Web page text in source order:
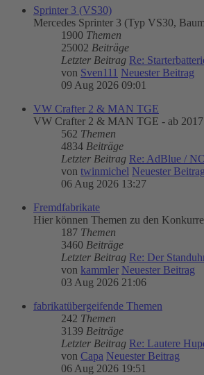
Sprinter 3 (VS30)
Mercedes Sprinter 3 (Typ VS30,
1900 Themen
25002 Beiträge
Letzter Beitrag Re:
von Sven111 Neuester Beitrag
09 Aug 2026 09:01
VW Crafter 2 & MAN TGE
VW Crafter 2 & MAN TGE - ab 2017
562 Themen
4834 Beiträge
Letzter Beitrag Re: AdBlue /
von twinmichel Neuester Beitrag
06 Aug 2026 13:27
Fremdfabrikate
Hier können Themen zu den
187 Themen
3460 Beiträge
Letzter Beitrag Re: Der
von kammler Neuester Beitrag
03 Aug 2026 21:06
fabrikatübergeifende Themen
242 Themen
3139 Beiträge
Letzter Beitrag Re: Lautere
von Capa Neuester Beitrag
06 Aug 2026 19:51